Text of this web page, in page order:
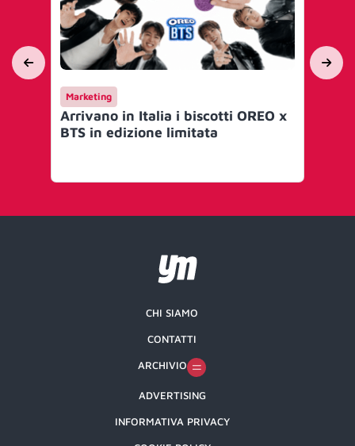
Marketing
Arrivano in Italia i biscotti OREO x
BTS in edizione limitata
CHI SIAMO
CONTATTI
ARCHIVIO
ADVERTISING
INFORMATIVA PRIVACY